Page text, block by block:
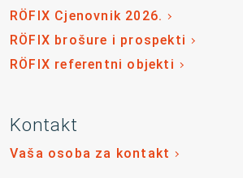
RÖFIX Cjenovnik 2026.
RÖFIX brošure i prospekti
RÖFIX referentni objekti
Kontakt
Vaša osoba za kontakt